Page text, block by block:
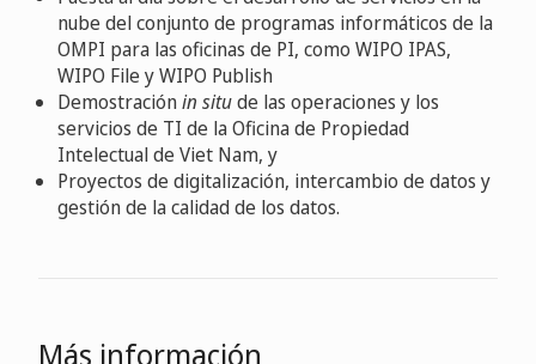
nube del conjunto de programas informáticos de la
OMPI para las oficinas de PI, como WIPO IPAS,
WIPO File y WIPO Publish
Demostraciónin situde las operaciones y los
servicios de TI de la Oficina de Propiedad
Intelectual de Viet Nam, y
Proyectos de digitalización, intercambio de datos y
gestión de la calidad de los datos.
Más información